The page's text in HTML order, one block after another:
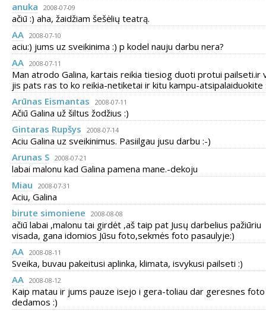
anuka
2008-07-09
ačiū :) aha, žaidžiam šešėlių teatrą.
AA 2008-07-10
aciu:) jums uz sveikinima :) p kodel nauju darbu nera?
AA 2008-07-11
Man atrodo Galina, kartais reikia tiesiog duoti protui pailseti.ir
jis pats ras to ko reikia-netiketai ir kitu kampu-atsipalaiduokite
Arūnas Eismantas
2008-07-11
Ačiū Galina už šiltus žodžius :)
Gintaras Rupšys
2008-07-14
Aciu Galina uz sveikinimus. Pasiilgau jusu darbu :-)
Arunas S 2008-07-21
labai malonu kad Galina pamena mane.-dekoju
Miau
2008-07-31
Aciu, Galina
birute simoniene
2008-08-08
ačiū labai ,malonu tai girdėt ,aš taip pat Jusų darbelius pažiūriu
visada, gana idomios Jūsu foto,sekmės foto pasaulyje:)
AA 2008-08-11
Sveika, buvau pakeitusi aplinka, klimata, isvykusi pailseti :)
AA 2008-08-12
Kaip matau ir jums pauze isejo i gera-toliau dar geresnes foto
dedamos :)